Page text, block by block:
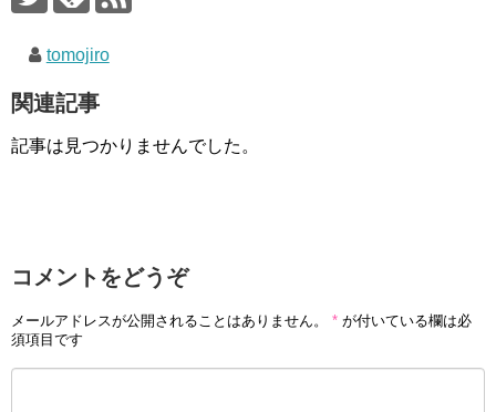
tomojiro
関連記事
記事は見つかりませんでした。
コメントをどうぞ
メールアドレスが公開されることはありません。 * が付いている欄は必
須項目です